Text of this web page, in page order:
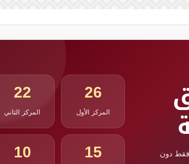
دون
26
المركز الأول
22
المركز الثاني
15
10